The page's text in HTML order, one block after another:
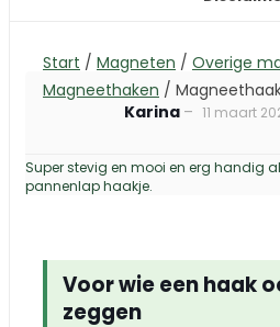
Start / Magneten / Overige
Magneethaken /
Karina – 11 maart
Super stevig en mooi en erg handig
pannenlap haakje.
Voor wie een haak
zeggen